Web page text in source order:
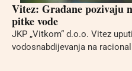
Vitez: Građane pozivaju
pitke vode
JKP „Vitkom“ d.o.o. Vitez
vodosnabdijevanja na